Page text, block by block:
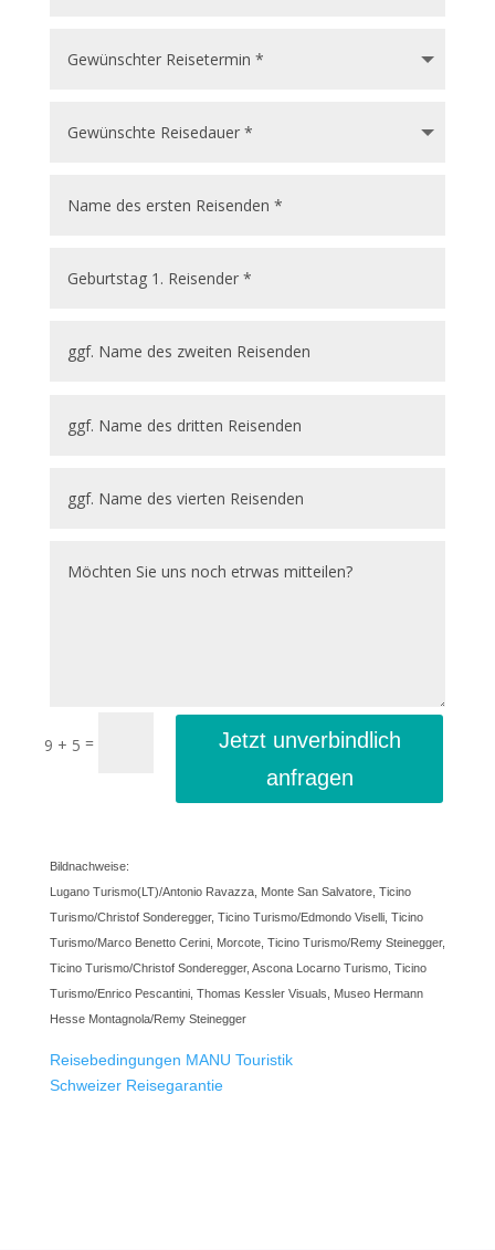
9 + 5 =
Jetzt unverbindlich
anfragen
Bildnachweise:
Lugano Turismo(LT)/Antonio Ravazza, Monte San Salvatore, Ticino
Turismo/Christof Sonderegger, Ticino Turismo/Edmondo Viselli, Ticino
Turismo/Marco Benetto Cerini, Morcote, Ticino Turismo/Remy Steinegger,
Ticino Turismo/Christof Sonderegger, Ascona Locarno Turismo, Ticino
Turismo/Enrico Pescantini, Thomas Kessler Visuals, Museo Hermann
Hesse Montagnola/Remy Steinegger
Reisebedingungen MANU Touristik
Schweizer Reisegarantie